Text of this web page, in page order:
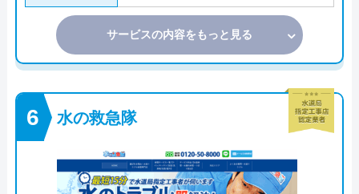
サービスの内容をもっと見る
水の救急隊